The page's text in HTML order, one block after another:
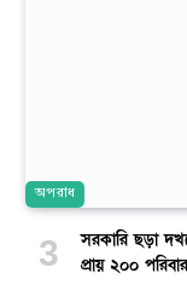
অপরাধ
সরকারি ছড়া
প্রায় ২০০ পরিবার